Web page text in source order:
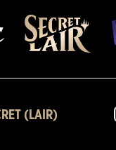
(LAIR)